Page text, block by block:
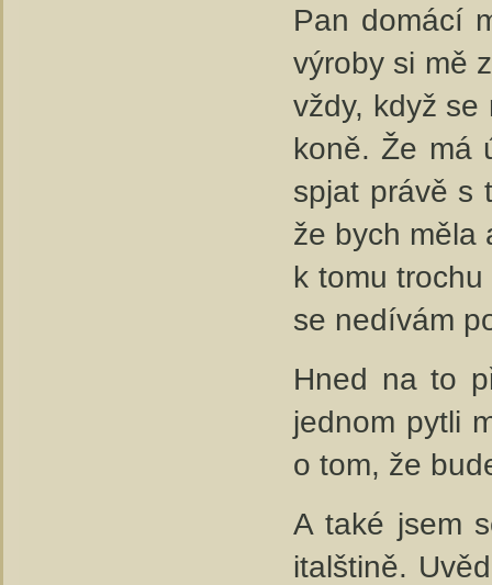
Pan domácí
výroby si mě
vždy, když
koně. Že má
spjat právě s
že bych měla
k tomu
se nedívám
Hned na to
jednom pytli
o tom, že
A také jsem
italštině.